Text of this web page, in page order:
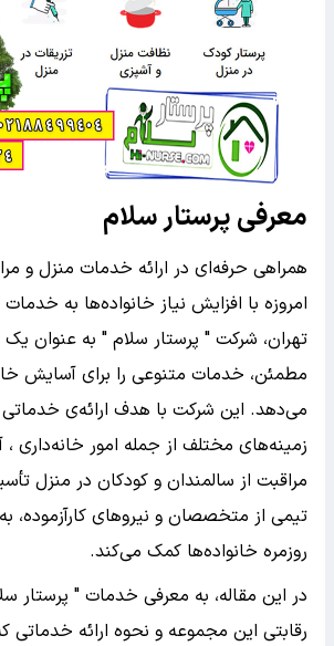
معرفی پرستار سلام
همراهی حرفه‌ای در ارائه خدمات منزل و
امروزه با افزایش نیاز خانواده‌ها به
تهران، شرکت " پرستار سلام " به عنوان
مطمئن، خدمات متنوعی را برای آسایش
می‌دهد. این شرکت با هدف ارائه‌ی خدماتی
زمینه‌های مختلف از جمله امور خانه‌داری
مراقبت از سالمندان و کودکان در منزل
تیمی از متخصصان و نیروهای کارآزموده،
روزمره خانواده‌ها کمک می‌کند.
در این مقاله، به معرفی خدمات " پرستار
رقابتی این مجموعه و نحوه ارائه خدماتی